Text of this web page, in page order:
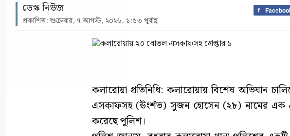
ডেস্ক নিউজ
প্রকাশিত: শুক্রবার, ৭ আগস্ট, ২০২৬, ১:৫৩ পূর্বাহ্ণ
কলারোয়া প্রতিনিধি: কলারোয়ায় বিশেষ অভিযান
এসকাফসহ (ঊংশঁভ) সুজন হোসেন (২৮) নামের এক
করেছে পুলিশ।